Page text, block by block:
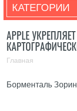
КАТЕГОРИИ
APPLE
Главная
Борменталь Зорин